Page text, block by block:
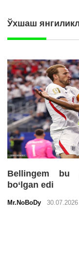
Ўхшаш
Bellingem bu
bo‘lgan edi
Mr.NoBoDy